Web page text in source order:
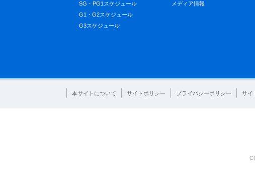
SG・PG1スケジュール
G1・G2スケジュール
G3スケジュール
メディア情報
本サイトについて サイトポリシー プライバシーポリシー サイ